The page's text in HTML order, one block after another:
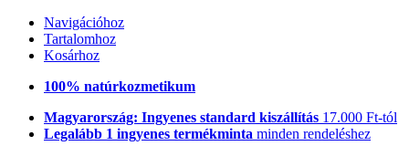
Navigációhoz
Tartalomhoz
Kosárhoz
100% natúrkozmetikum
Magyarország: Ingyenes standard kiszállítás 17.000 Ft-tól
Legalább 1 ingyenes termékminta minden rendeléshez